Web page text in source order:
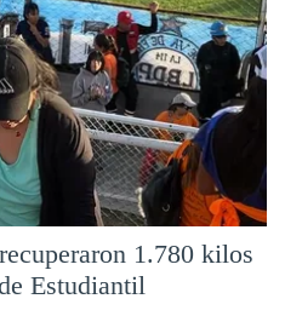
1.780 kilos
Estudiantil